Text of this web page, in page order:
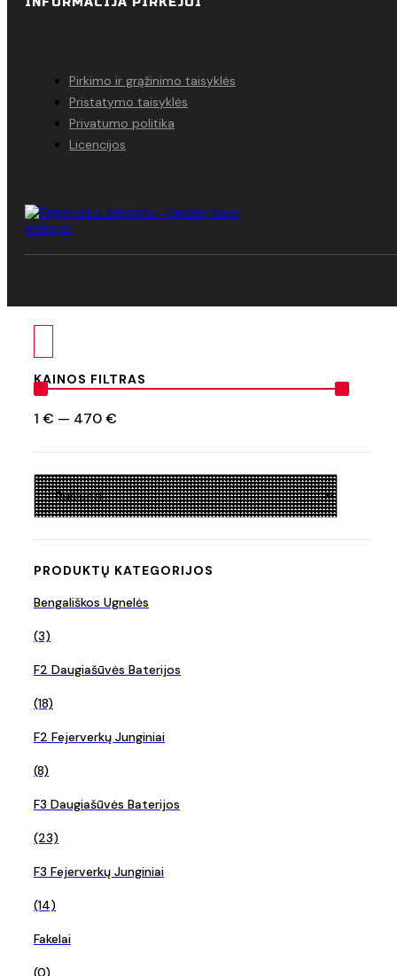
Pirkimo ir grąžinimo taisyklės
Pristatymo taisyklės
Privatumo politika
Licencijos
KAINOS FILTRAS
1 € — 470€
PRODUKTŲ KATEGORIJOS
Bengališkos Ugnelės
(3)
F2 Daugiašūvės Baterijos
(18)
F2 Fejerverkų Junginiai
(8)
F3 Daugiašūvės Baterijos
(23)
F3 Fejerverkų Junginiai
(14)
Fakelai
(0)